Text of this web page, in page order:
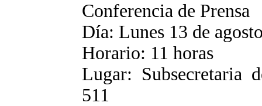
Conferencia de Prensa
Día: Lunes 13 de
Horario: 11 horas
Lugar: Subsecretaria
511